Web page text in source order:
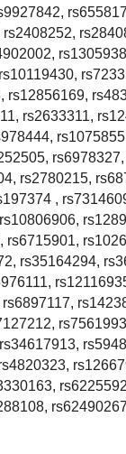
rs2633311,
rs2780215,
,
rs35164294,